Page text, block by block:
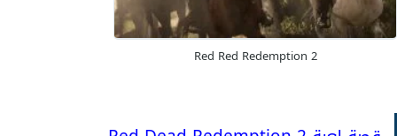
Red Red Redemption 2